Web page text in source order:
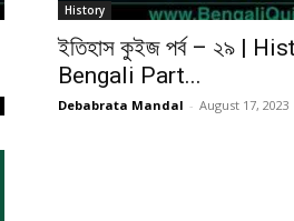
History
ইতিহাস কুইজ পর্ব – ২৯ |
Bengali Part...
Debabrata Mandal - August 17, 2023